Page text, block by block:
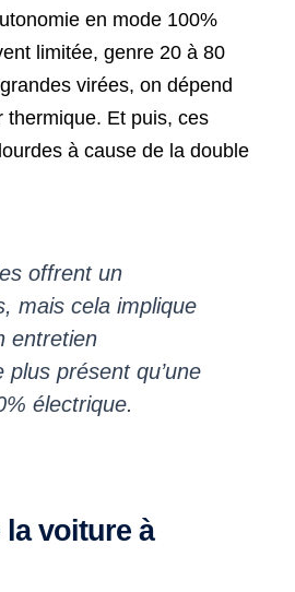
en mode 100%
limitée, genre 20 à 80
virées, on dépend
thermique. Et puis, ces
à cause de la double
offrent un
mais cela implique
entretien
plus présent qu’une
électrique.
voiture à